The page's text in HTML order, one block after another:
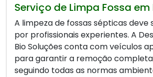
Serviço de Limpa Fossa
A limpeza de fossas sépticas deve
por profissionais experientes. A
Bio Soluções conta com veículos
para garantir a remoção
seguindo todas as normas